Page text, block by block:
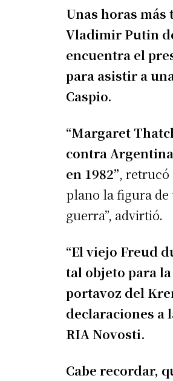
Unas horas
Vladimir Putin
encuentra el
para asistir a
Caspio.
“Margaret
contra
en 1982”,
plano la figura de
guerra”, advirtió.
“El viejo Freud
tal objeto para
portavoz del
declaraciones a
RIA Novosti.
Cabe recordar,